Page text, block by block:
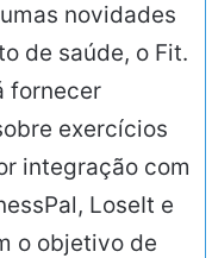
novidades
de saúde, o Fit.
fornecer
exercícios
integração com
LoseIt e
o objetivo de